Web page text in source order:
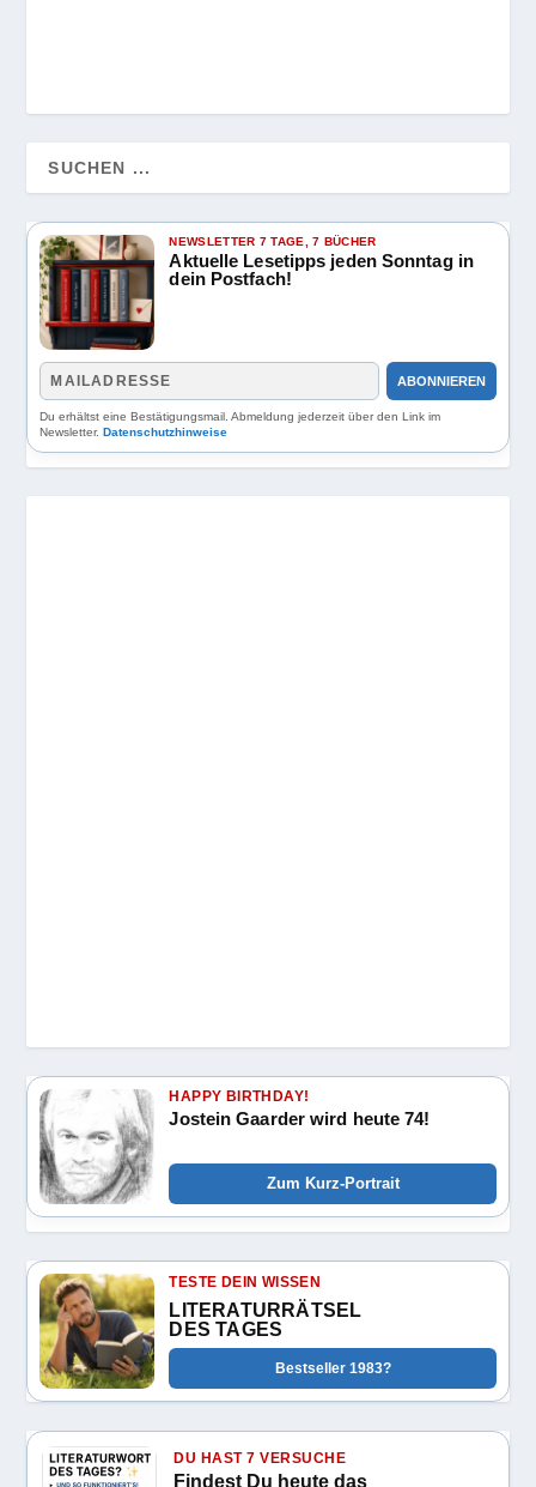
NEWSLETTER 7 TAGE, 7 BÜCHER
Aktuelle Lesetipps jeden Sonntag in
dein Postfach!
ABONNIEREN
Du erhältst eine Bestätigungsmail. Abmeldung jederzeit über den Link im
Newsletter.Datenschutzhinweise
HAPPY BIRTHDAY!
Jostein Gaarder wird heute 74!
Zum Kurz-Portrait
TESTE DEIN WISSEN
LITERATURRÄTSEL
DES TAGES
Bestseller 1983?
DU HAST 7 VERSUCHE
Findest Du heute das